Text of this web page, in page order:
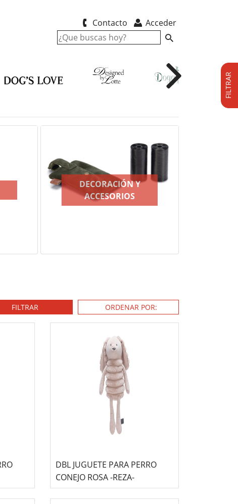
Contacto Acceder
DECORACIÓN Y
ACCESORIOS
FILTRAR
FILTRAR
DBL JUGUETE PARA PERRO
CONEJO ROSA -REZA-